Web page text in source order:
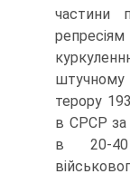
частини
штучному
терору
в СРСР за
в 20-40